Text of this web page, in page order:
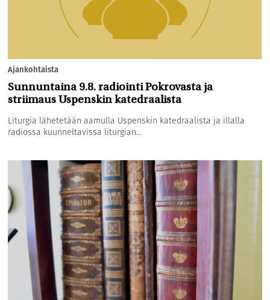
Ajankohtaista
Sunnuntaina 9.8. radiointi Pokrovasta ja
striimaus Uspenskin katedraalista
Liturgia lähetetään aamulla Uspenskin katedraalista ja illalla
radiossa kuunneltavissa liturgian...